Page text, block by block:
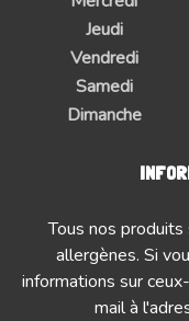
Jeudi
Vendredi
Samedi
Dimanche
Tous nos
allergènes. Si
informations sur
mail à